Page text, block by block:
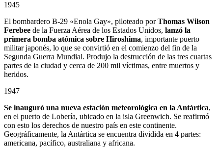
1945
El bombardero B-29 «Enola Gay», piloteado porThomas Wilson
Ferebee de la Fuerza Aérea de los Estados Unidos, lanzó la
primera bomba atómica sobre Hiroshima, importante puerto
militar japonés, lo que se convirtió en el comienzo del fin de la
Segunda Guerra Mundial. Produjo la destrucción de las tres cuartas
partes de la ciudad y cerca de 200 mil víctimas, entre muertos y
heridos.
1947
Se inauguró una nueva estación meteorológica en la Antártica,
en el puerto de Lobería, ubicado en la isla Greenwich. Se reafirmó
con esto los derechos de nuestro país en este continente.
Geográficamente, la Antártica se encuentra dividida en 4 partes:
americana, pacífico, australiana y africana.